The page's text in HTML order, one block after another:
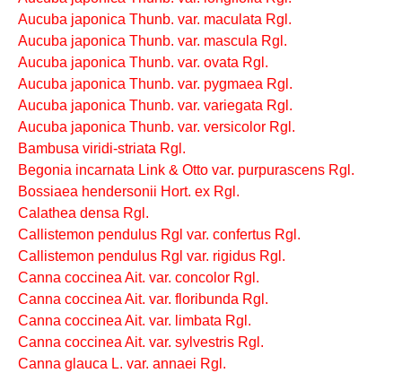
Aucuba japonica Thunb. var. maculata Rgl.
Aucuba japonica Thunb. var. mascula Rgl.
Aucuba japonica Thunb. var. ovata Rgl.
Aucuba japonica Thunb. var. pygmaea Rgl.
Aucuba japonica Thunb. var. variegata Rgl.
Aucuba japonica Thunb. var. versicolor Rgl.
Bambusa viridi-striata Rgl.
Begonia incarnata Link & Otto var. purpurascens Rgl.
Bossiaea hendersonii Hort. ex Rgl.
Calathea densa Rgl.
Callistemon pendulus Rgl var. confertus Rgl.
Callistemon pendulus Rgl var. rigidus Rgl.
Canna coccinea Ait. var. concolor Rgl.
Canna coccinea Ait. var. floribunda Rgl.
Canna coccinea Ait. var. limbata Rgl.
Canna coccinea Ait. var. sylvestris Rgl.
Canna glauca L. var. annaei Rgl.